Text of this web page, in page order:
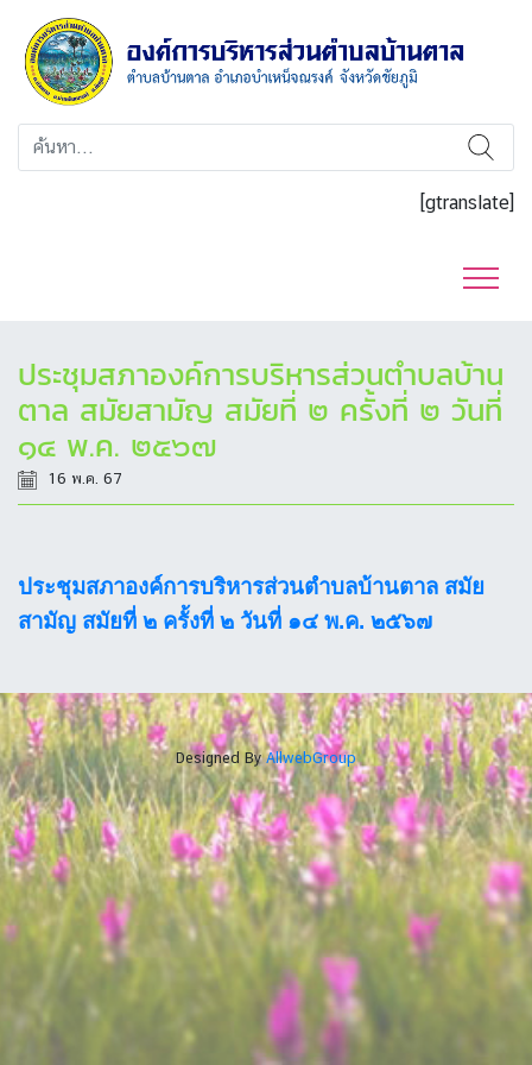
[gtranslate]
ประชุมสภาองค์การบริหารส่วนตำบลบ้าน
ตาล สมัยสามัญ สมัยที่ ๒ ครั้งที่ ๒ วันที่
๑๔ พ.ค. ๒๕๖๗
16 พ.ค. 67
ประชุมสภาองค์การบริหารส่วนตำบลบ้านตาล สมัย
สามัญ สมัยที่ ๒ ครั้งที่ ๒ วันที่ ๑๔ พ.ค. ๒๕๖๗
Designed ByAllwebGroup